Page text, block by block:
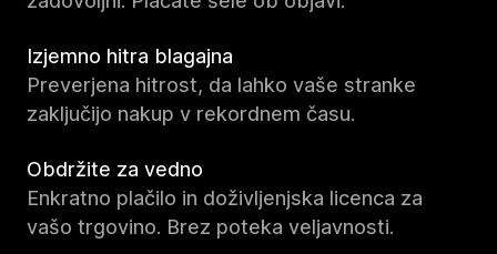
Izjemno hitra blagajna
Preverjena hitrost, da lahko vaše stranke
zaključijo nakup v rekordnem času.
Obdržite za vedno
Enkratno plačilo in doživljenjska licenca za
vašo trgovino. Brez poteka veljavnosti.